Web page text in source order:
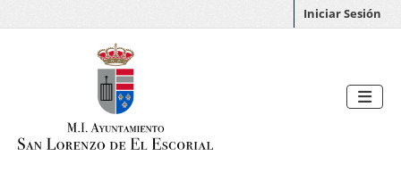
Iniciar Sesión